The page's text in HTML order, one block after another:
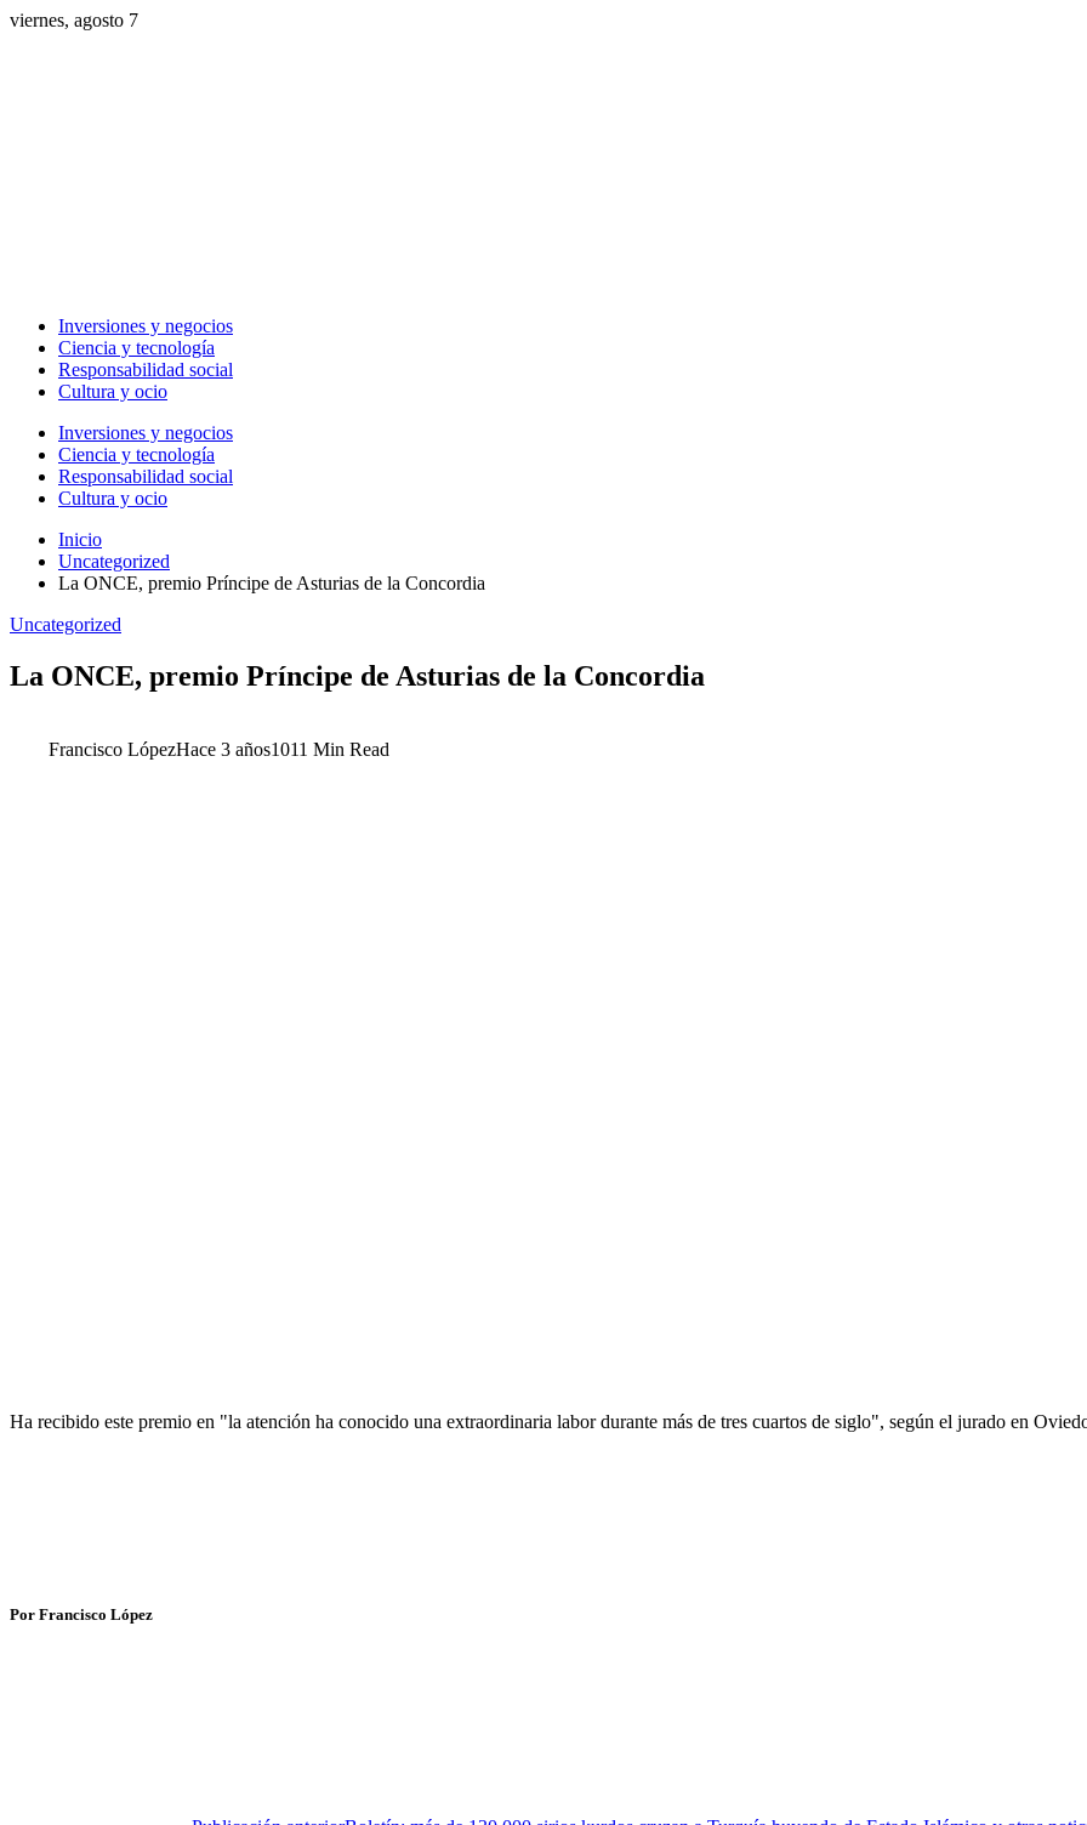
viernes, agosto 7
Inversiones y negocios
Ciencia y tecnología
Responsabilidad social
Cultura y ocio
Inversiones y negocios
Ciencia y tecnología
Responsabilidad social
Cultura y ocio
Inicio
Uncategorized
La ONCE, premio Príncipe de Asturias de la Concordia
Uncategorized
La ONCE, premio Príncipe de Asturias de la Concordia
Francisco LópezHace 3 años1011 Min Read
Ha recibido este premio en "la atención ha conocido una extraordinaria labor durante más de tres cuartos de siglo", según el jurado en
Por Francisco López